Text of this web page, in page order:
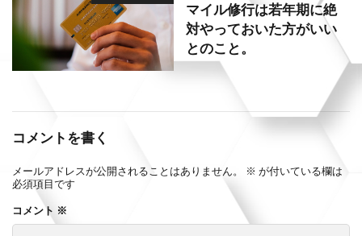
マイル修行は若年期に絶
対やっておいた方がいい
とのこと。
コメントを書く
メールアドレスが公開されることはありません。 ※ が付いている欄は
必須項目です
コメント ※